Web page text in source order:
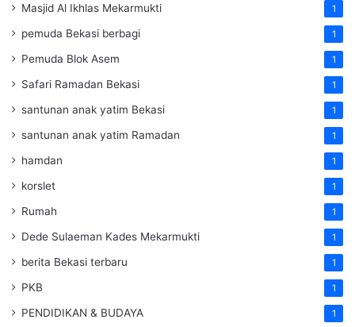
Masjid Al Ikhlas Mekarmukti 1
pemuda Bekasi berbagi 1
Pemuda Blok Asem 1
Safari Ramadan Bekasi 1
santunan anak yatim Bekasi 1
santunan anak yatim Ramadan 1
hamdan 1
korslet 1
Rumah 1
Dede Sulaeman Kades Mekarmukti 1
berita Bekasi terbaru 1
PKB 1
PENDIDIKAN & BUDAYA 1